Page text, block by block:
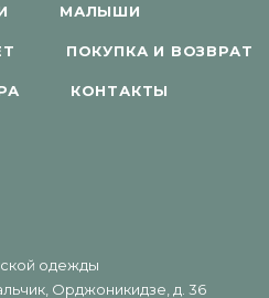
МАЛЫШИ
ПОКУПКА И ВОЗВРАТ
КОНТАКТЫ
одежды
Орджоникидзе, д. 36